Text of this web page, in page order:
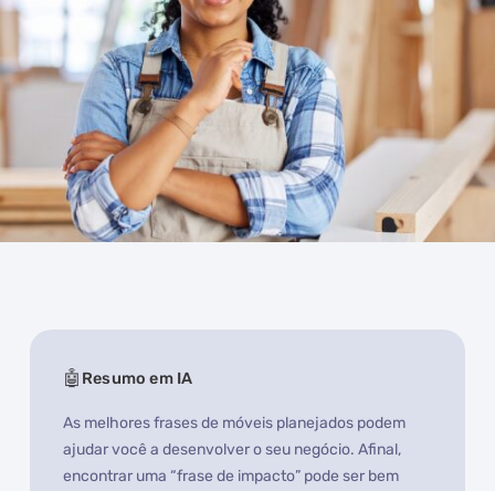
Resumo em IA
As melhores frases de móveis planejados podem
ajudar você a desenvolver o seu negócio. Afinal,
encontrar uma “frase de impacto” pode ser bem